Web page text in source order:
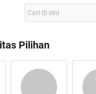
Pilihan